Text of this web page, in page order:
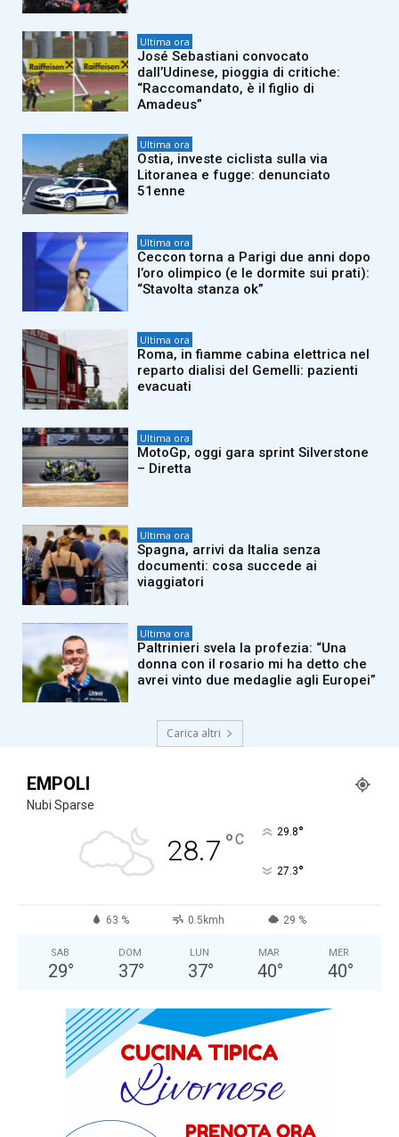
Ultima ora
José Sebastiani convocato
dall’Udinese, pioggia di critiche:
“Raccomandato, è il figlio di
Amadeus”
Ultima ora
Ostia, investe ciclista sulla via
Litoranea e fugge: denunciato
51enne
Ultima ora
Ceccon torna a Parigi due anni dopo
l’oro olimpico (e le dormite sui prati):
“Stavolta stanza ok”
Ultima ora
Roma, in fiamme cabina elettrica nel
reparto dialisi del Gemelli: pazienti
evacuati
Ultima ora
MotoGp, oggi gara sprint Silverstone
– Diretta
Ultima ora
Spagna, arrivi da Italia senza
documenti: cosa succede ai
viaggiatori
Ultima ora
Paltrinieri svela la profezia: “Una
donna con il rosario mi ha detto che
avrei vinto due medaglie agli Europei”
Carica altri
EMPOLI
Nubi Sparse
28.7 °C 29.8°
27.3°
63 % 0.5kmh 29 %
SAB
29°
DOM
37°
LUN
37°
MAR
40°
MER
40°